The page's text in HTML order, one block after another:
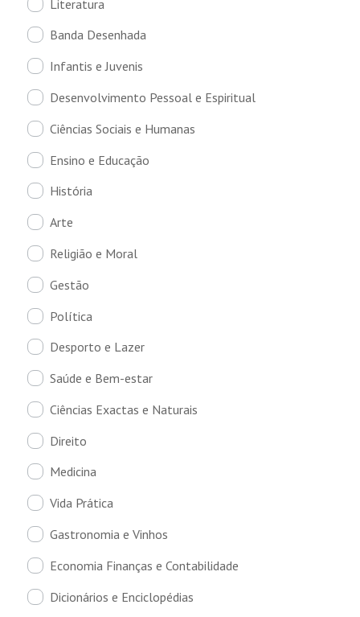
Literatura
Banda Desenhada
Infantis e Juvenis
Desenvolvimento Pessoal e Espiritual
Ciências Sociais e Humanas
Ensino e Educação
História
Arte
Religião e Moral
Gestão
Política
Desporto e Lazer
Saúde e Bem-estar
Ciências Exactas e Naturais
Direito
Medicina
Vida Prática
Gastronomia e Vinhos
Economia Finanças e Contabilidade
Dicionários e Enciclopédias